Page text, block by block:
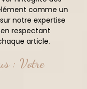
comme un
notre expertise
respectant
article.
: Votre